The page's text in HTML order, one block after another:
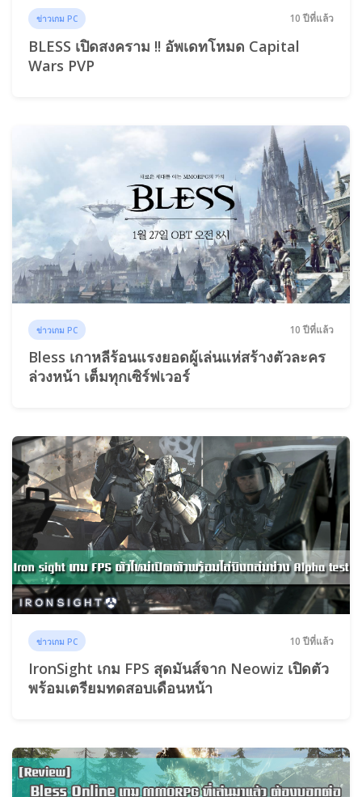
ข่าวเกม PC 10 ปีที่แล้ว
BLESS เปิดสงคราม !! อัพเดทโหมด Capital
Wars PVP
ข่าวเกม PC 10 ปีที่แล้ว
Bless เกาหลีร้อนแรงยอดผู้เล่นแห่สร้างตัวละคร
ล่วงหน้า เต็มทุกเซิร์ฟเวอร์
ข่าวเกม PC 10 ปีที่แล้ว
IronSight เกม FPS สุดมันส์จาก Neowiz เปิดตัว
พร้อมเตรียมทดสอบเดือนหน้า